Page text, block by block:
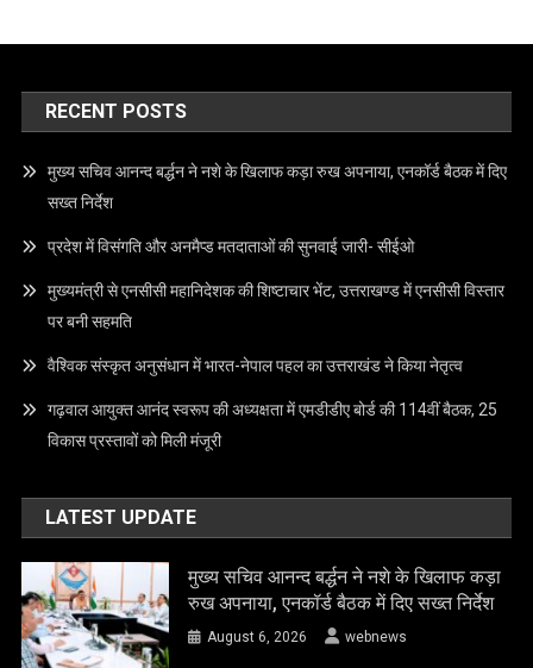
RECENT POSTS
मुख्य सचिव आनन्द बर्द्धन ने नशे के खिलाफ कड़ा रुख अपनाया, एनकॉर्ड बैठक में दिए
सख्त निर्देश
प्रदेश में विसंगति और अनमैप्ड मतदाताओं की सुनवाई जारी- सीईओ
मुख्यमंत्री से एनसीसी महानिदेशक की शिष्टाचार भेंट, उत्तराखण्ड में एनसीसी विस्तार
पर बनी सहमति
वैश्विक संस्कृत अनुसंधान में भारत-नेपाल पहल का उत्तराखंड ने किया नेतृत्व
गढ़वाल आयुक्त आनंद स्वरूप की अध्यक्षता में एमडीडीए बोर्ड की 114वीं बैठक, 25
विकास प्रस्तावों को मिली मंजूरी
LATEST UPDATE
मुख्य सचिव आनन्द बर्द्धन ने नशे के खिलाफ कड़ा
रुख अपनाया, एनकॉर्ड बैठक में दिए सख्त निर्देश
August 6, 2026 webnews